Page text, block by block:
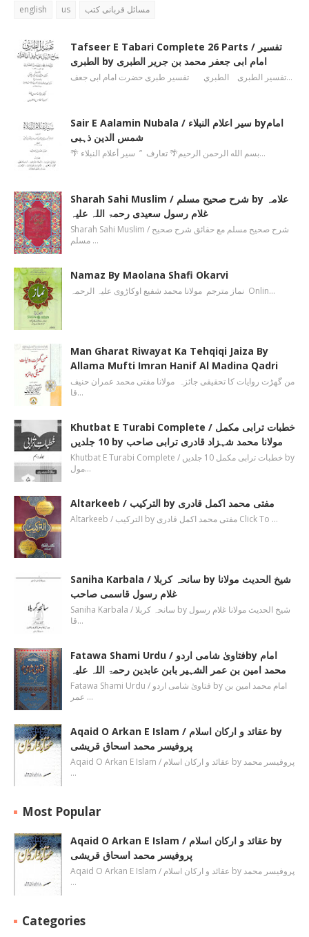
english
us مسائل قربانی کتب
Tafseer E Tabari Complete 26 Parts / تفسیر
الطبری by امام ابی جعفر محمد بن جریر الطبری
تفسیر الطبری الطبري تفسیر طبری حضرت امام ابی جعف…
Sair E Aalamin Nubala / سیر اعلام النبلاء byامام
شمس الدین ذہبی
🌴 بسم الله الرحمن الرحیم🌴 تعارف ’’ سیر أعلام النبلاء…
Sharah Sahi Muslim / شرح صحیح مسلم by علامہ
غلام رسول سعیدی رحمۃ اللہ علیہ
Sharah Sahi Muslim / شرح صحیح مسلم مع حقائق شرح صحیح
مسلم …
Namaz By Maolana Shafi Okarvi
نماز مترجم مولانا محمد شفیع اوکاڑوی علیہ الرحمہ Onlin…
Man Gharat Riwayat Ka Tehqiqi Jaiza By
Allama Mufti Imran Hanif Al Madina Qadri
من گھڑت روایات کا تحقیقی جائزہ مولانا مفتی محمد عمران حنیف
قا…
Khutbat E Turabi Complete / خطبات ترابی مکمل
10 جلدیں by مولانا محمد شہزاد قادری ترابی صاحب
Khutbat E Turabi Complete / خطبات ترابی مکمل 10 جلدیں by
مول…
Altarkeeb / الترکیب by مفتی محمد اکمل قادری
Altarkeeb / الترکیب by مفتی محمد اکمل قادری Click To …
Saniha Karbala / سانحہ کربلا by شیخ الحدیث مولانا
غلام رسول قاسمی صاحب
Saniha Karbala / سانحہ کربلا by شیخ الحدیث مولانا غلام رسول
قا…
Fatawa Shami Urdu / فتاویٰ شامی اردوby امام
محمد امین بن عمر الشہیر بابن عابدین رحمۃ اللہ علیہ
Fatawa Shami Urdu / فتاویٰ شامی اردو by امام محمد امین بن
عمر …
Aqaid O Arkan E Islam / عقائد و ارکان اسلام by
پروفیسر محمد اسحاق قریشی
Aqaid O Arkan E Islam / عقائد و ارکان اسلام by پروفیسر محمد
…
Most Popular
Aqaid O Arkan E Islam / عقائد و ارکان اسلام by
پروفیسر محمد اسحاق قریشی
Aqaid O Arkan E Islam / عقائد و ارکان اسلام by پروفیسر محمد
…
Categories